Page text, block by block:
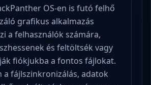
OS-en is futó felhő
grafikus alkalmazás
a felhasználók számára,
és feltöltsék vagy
fiókjukba a fontos fájlokat.
a fájlszinkronizálás, adatok